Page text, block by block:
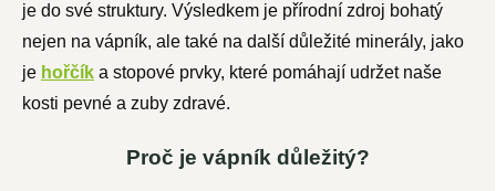
je do své struktury. Výsledkem je přírodní zdroj bohatý
nejen na vápník, ale také na další důležité minerály, jako
je hořčík a stopové prvky, které pomáhají udržet naše
kosti pevné a zuby zdravé.
Proč je vápník důležitý?